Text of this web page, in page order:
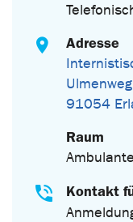
Adresse
91054
Raum
Kontakt